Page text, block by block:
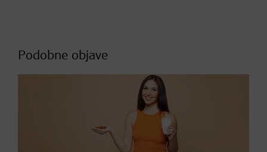
Podobne objave